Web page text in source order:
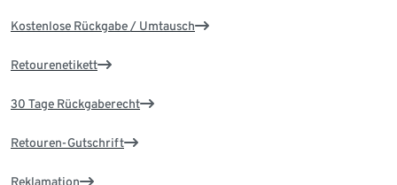
Kostenlose Rückgabe / Umtausch
Retourenetikett
30 Tage Rückgaberecht
Retouren-Gutschrift
Reklamation